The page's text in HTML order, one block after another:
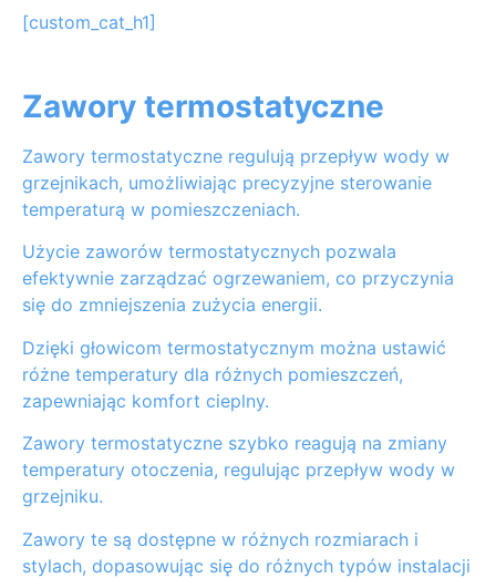
[custom_cat_h1]
Zawory termostatyczne
Zawory termostatyczne regulują przepływ wody w
grzejnikach, umożliwiając precyzyjne sterowanie
temperaturą w pomieszczeniach.
Użycie zaworów termostatycznych pozwala
efektywnie zarządzać ogrzewaniem, co przyczynia
się do zmniejszenia zużycia energii.
Dzięki głowicom termostatycznym można ustawić
różne temperatury dla różnych pomieszczeń,
zapewniając komfort cieplny.
Zawory termostatyczne szybko reagują na zmiany
temperatury otoczenia, regulując przepływ wody w
grzejniku.
Zawory te są dostępne w różnych rozmiarach i
stylach, dopasowując się do różnych typów instalacji